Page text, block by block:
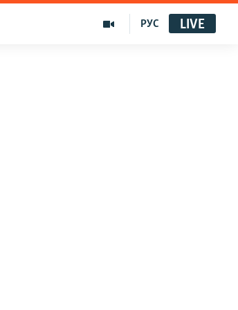
РУС LIVE